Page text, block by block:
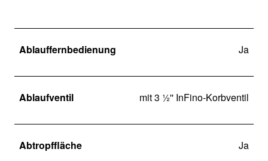
Ablauffernbedienung Ja
Ablaufventil mit 3 ½'' InFino-Korbventil
Abtropffläche Ja